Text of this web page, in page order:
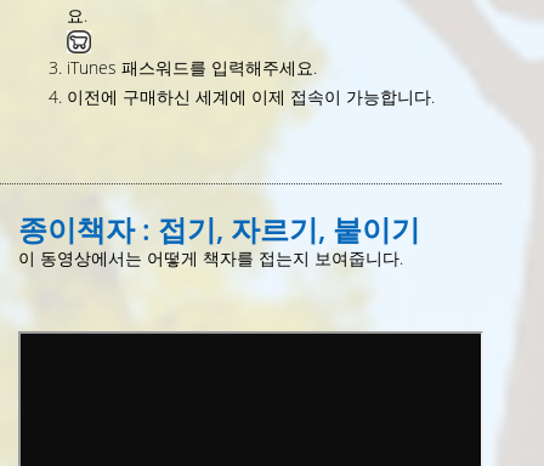
요.
iTunes 패스워드를 입력해주세요.
이전에 구매하신 세계에 이제 접속이 가능합니다.
종이책자 : 접기, 자르기, 붙이기
이 동영상에서는 어떻게 책자를 접는지 보여줍니다.